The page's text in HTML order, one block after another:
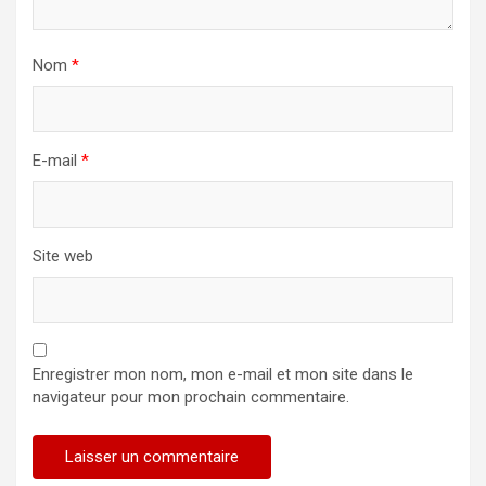
Nom *
E-mail *
Site web
Enregistrer mon nom, mon e-mail et mon site dans le
navigateur pour mon prochain commentaire.